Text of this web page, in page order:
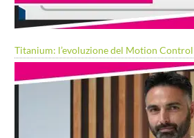
Titanium: l’evoluzione del Motion Control